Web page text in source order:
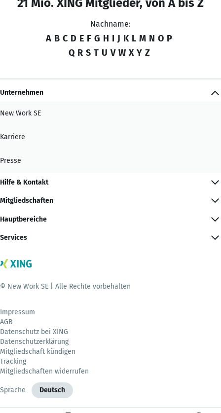
Nachname:
A B C D E F G H I J K L M N O P
Q R S T U V W X Y Z
Unternehmen
New Work SE
Karriere
Presse
Hilfe & Kontakt
Mitgliedschaften
Hauptbereiche
Services
© New Work SE | Alle Rechte vorbehalten
Impressum
AGB
Datenschutz bei XING
Datenschutzerklärung
Mitgliedschaft kündigen
Tracking
Mitgliedschaften widerrufen
Sprache Deutsch